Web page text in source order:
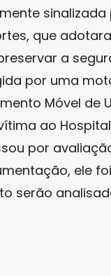
que
a
por uma
Móvel
ao
por
ele
serão